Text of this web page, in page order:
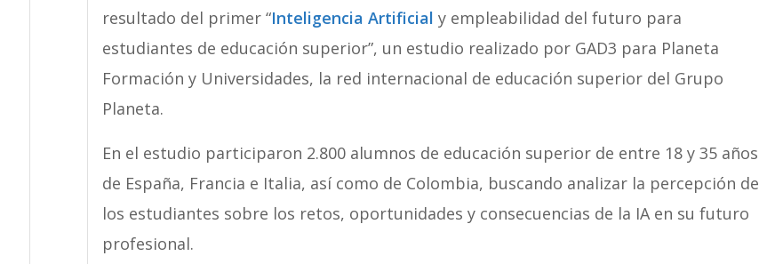
resultado del primer “Inteligencia Artificial y empleabilidad del futuro para
estudiantes de educación superior”, un estudio realizado por GAD3 para Planeta
Formación y Universidades, la red internacional de educación superior del Grupo
Planeta.
En el estudio participaron 2.800 alumnos de educación superior de entre 18 y 35 años
de España, Francia e Italia, así como de Colombia, buscando analizar la percepción de
los estudiantes sobre los retos, oportunidades y consecuencias de la IA en su futuro
profesional.